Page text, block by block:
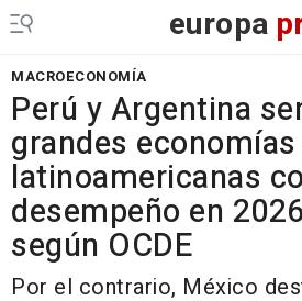
europa
MACROECONOMÍA
Perú y Argentina
grandes economías
latinoamericanas
desempeño en
según OCDE
Por el contrario, México